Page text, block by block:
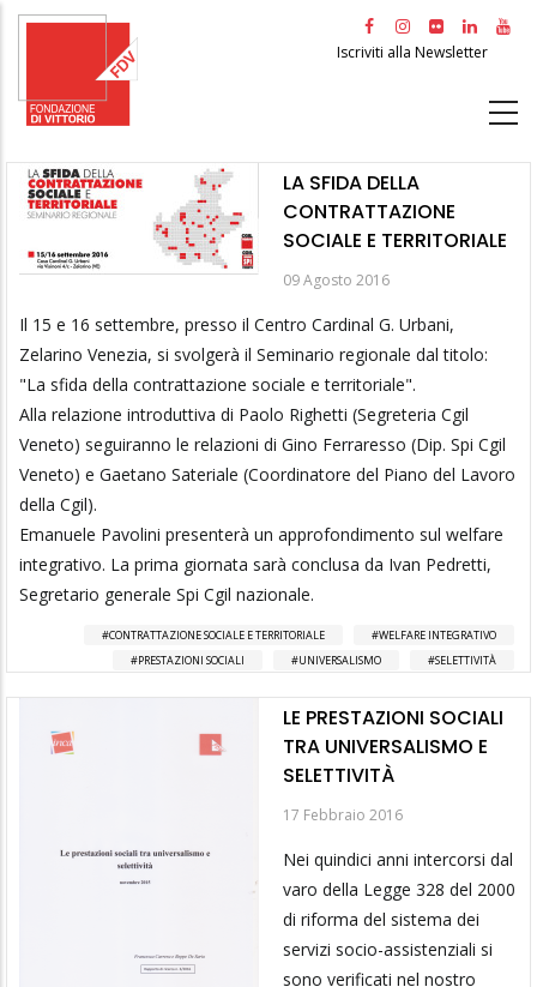
Salta
principale
Iscriviti alla Newsletter
LA SFIDA DELLA
CONTRATTAZIONE
SOCIALE E TERRITORIALE
09 Agosto 2016
Il 15 e 16 settembre, presso il Centro Cardinal G. Urbani,
Zelarino Venezia, si svolgerà il Seminario regionale dal titolo:
"La sfida della contrattazione sociale e territoriale".
Alla relazione introduttiva di Paolo Righetti (Segreteria Cgil
Veneto) seguiranno le relazioni di Gino Ferraresso (Dip. Spi Cgil
Veneto) e Gaetano Sateriale (Coordinatore del Piano del Lavoro
della Cgil).
Emanuele Pavolini presenterà un approfondimento sul welfare
integrativo. La prima giornata sarà conclusa da Ivan Pedretti,
Segretario generale Spi Cgil nazionale.
CONTRATTAZIONE SOCIALE E TERRITORIALE
WELFARE INTEGRATIVO
PRESTAZIONI SOCIALI
UNIVERSALISMO SELETTIVITÀ
LE PRESTAZIONI SOCIALI
TRA UNIVERSALISMO E
SELETTIVITÀ
17 Febbraio 2016
Nei quindici anni intercorsi dal
varo della Legge 328 del 2000
di riforma del sistema dei
servizi socio-assistenziali si
sono verificati nel nostro